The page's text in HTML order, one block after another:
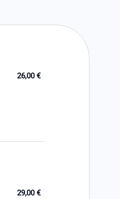
26,00 €
29,00 €